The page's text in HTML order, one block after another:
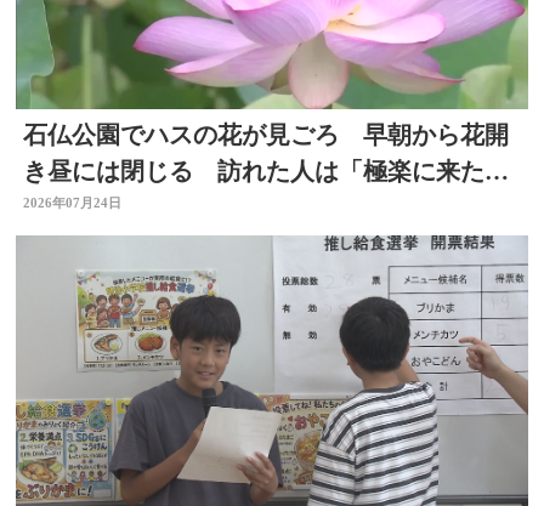
石仏公園でハスの花が見ごろ 早朝から花開
き昼には閉じる 訪れた人は「極楽に来た気
分」大分県臼杵市
2026年07月24日